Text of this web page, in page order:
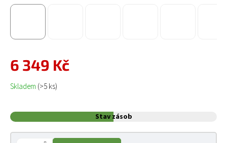
6 349 Kč
Měrná cena:
Skladem (>5 ks)
Stav zásob